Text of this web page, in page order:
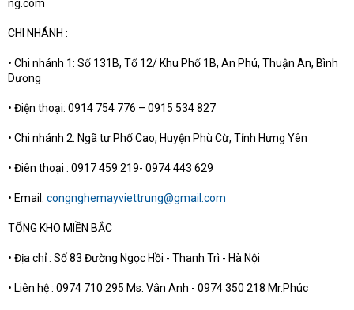
ng.com
CHI NHÁNH :
• Chi nhánh 1: Số 131B, Tổ 12/ Khu Phố 1B, An Phú, Thuận An, Bình
Dương
• Điện thoại: 0914 754 776 – 0915 534 827
• Chi nhánh 2: Ngã tư Phố Cao, Huyện Phù Cừ, Tỉnh Hưng Yên
• Điên thoại : 0917 459 219- 0974 443 629
• Email: congnghemayviettrung@gmail.com
TỔNG KHO MIỀN BẮC
• Địa chỉ : Số 83 Đường Ngọc Hồi - Thanh Trì - Hà Nội
• Liên hệ : 0974 710 295 Ms. Vân Anh - 0974 350 218 Mr.Phúc